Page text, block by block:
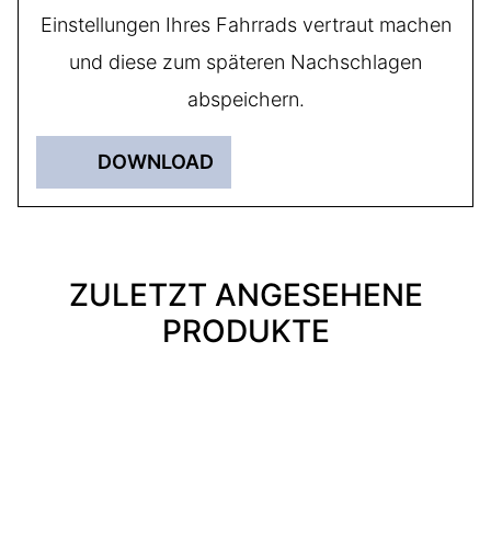
Einstellungen Ihres Fahrrads vertraut machen
und diese zum späteren Nachschlagen
abspeichern.
DOWNLOAD
ZULETZT ANGESEHENE
PRODUKTE